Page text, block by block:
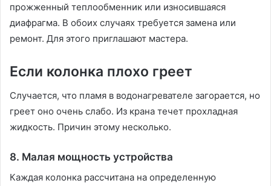
прожженный теплообменник или износившаяся
диафрагма. В обоих случаях требуется замена или
ремонт. Для этого приглашают мастера.
Если колонка плохо греет
Случается, что пламя в водонагревателе загорается, но
греет оно очень слабо. Из крана течет прохладная
жидкость. Причин этому несколько.
8. Малая мощность устройства
Каждая колонка рассчитана на определенную